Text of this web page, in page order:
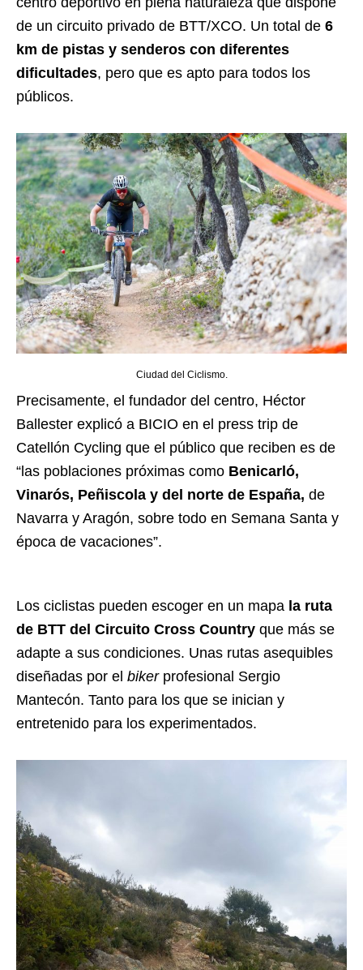
de un circuito privado de BTT/XCO. Un total de 6
km de pistas y senderos con diferentes
dificultades, pero que es apto para todos los
públicos.
Ciudad del Ciclismo.
Precisamente, el fundador del centro, Héctor
Ballester explicó a BICIO en el press trip de
Catellón Cycling que el público que reciben es de
“las poblaciones próximas como Benicarló,
Vinarós, Peñiscola y del norte de España, de
Navarra y Aragón, sobre todo en Semana Santa y
época de vacaciones”.
Los ciclistas pueden escoger en un mapa la ruta
de BTT del Circuito Cross Country que más se
adapte a sus condiciones. Unas rutas asequibles
diseñadas por el bikerprofesional Sergio
Mantecón. Tanto para los que se inician y
entretenido para los experimentados.